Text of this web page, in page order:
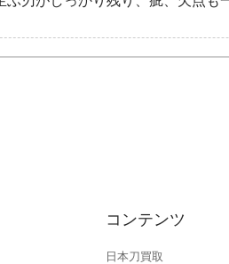
コンテンツ
日本刀買取